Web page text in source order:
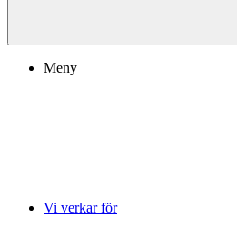
Meny
Vi verkar för